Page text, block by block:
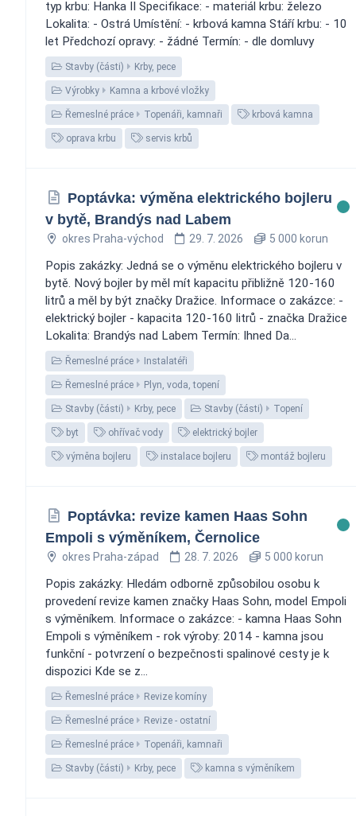
typ krbu: Hanka II Specifikace: - materiál krbu: železo
Lokalita: - Ostrá Umístění: - krbová kamna Stáří krbu: - 10
let Předchozí opravy: - žádné Termín: - dle domluvy
Stavby (části) Krby, pece
Výrobky Kamna a krbové vložky
Řemeslné práce Topenáři, kamnaři krbová kamna
oprava krbu servis krbů
Poptávka: výměna elektrického bojleru
v bytě, Brandýs nad Labem
okres Praha-východ 29. 7. 2026 5 000 korun
Popis zakázky: Jedná se o výměnu elektrického bojleru v
bytě. Nový bojler by měl mít kapacitu přibližně 120-160
litrů a měl by být značky Dražice. Informace o zakázce: -
elektrický bojler - kapacita 120-160 litrů - značka Dražice
Lokalita: Brandýs nad Labem Termín: Ihned Da...
Řemeslné práce Instalatéři
Řemeslné práce Plyn, voda, topení
Stavby (části) Krby, pece Stavby (části) Topení
byt ohřívač vody elektrický bojler
výměna bojleru instalace bojleru montáž bojleru
Poptávka: revize kamen Haas Sohn
Empoli s výměníkem, Černolice
okres Praha-západ 28. 7. 2026 5 000 korun
Popis zakázky: Hledám odborně způsobilou osobu k
provedení revize kamen značky Haas Sohn, model Empoli
s výměníkem. Informace o zakázce: - kamna Haas Sohn
Empoli s výměníkem - rok výroby: 2014 - kamna jsou
funkční - potvrzení o bezpečnosti spalinové cesty je k
dispozici Kde se z...
Řemeslné práce Revize komíny
Řemeslné práce Revize - ostatní
Řemeslné práce Topenáři, kamnaři
Stavby (části) Krby, pece kamna s výměníkem